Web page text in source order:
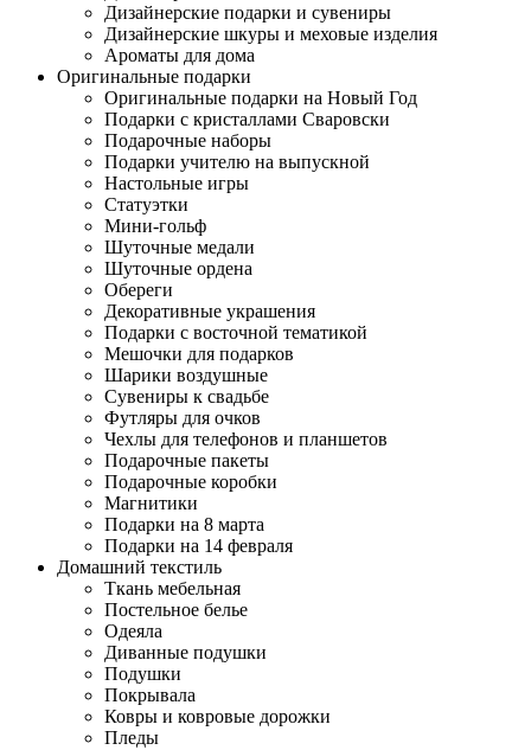
Дизайнерские подарки и сувениры
Дизайнерские шкуры и меховые изделия
Ароматы для дома
Оригинальные подарки
Оригинальные подарки на Новый Год
Подарки с кристаллами Сваровски
Подарочные наборы
Подарки учителю на выпускной
Настольные игры
Статуэтки
Мини-гольф
Шуточные медали
Шуточные ордена
Обереги
Декоративные украшения
Подарки с восточной тематикой
Мешочки для подарков
Шарики воздушные
Сувениры к свадьбе
Футляры для очков
Чехлы для телефонов и планшетов
Подарочные пакеты
Подарочные коробки
Магнитики
Подарки на 8 марта
Подарки на 14 февраля
Домашний текстиль
Ткань мебельная
Постельное белье
Одеяла
Диванные подушки
Подушки
Покрывала
Ковры и ковровые дорожки
Пледы